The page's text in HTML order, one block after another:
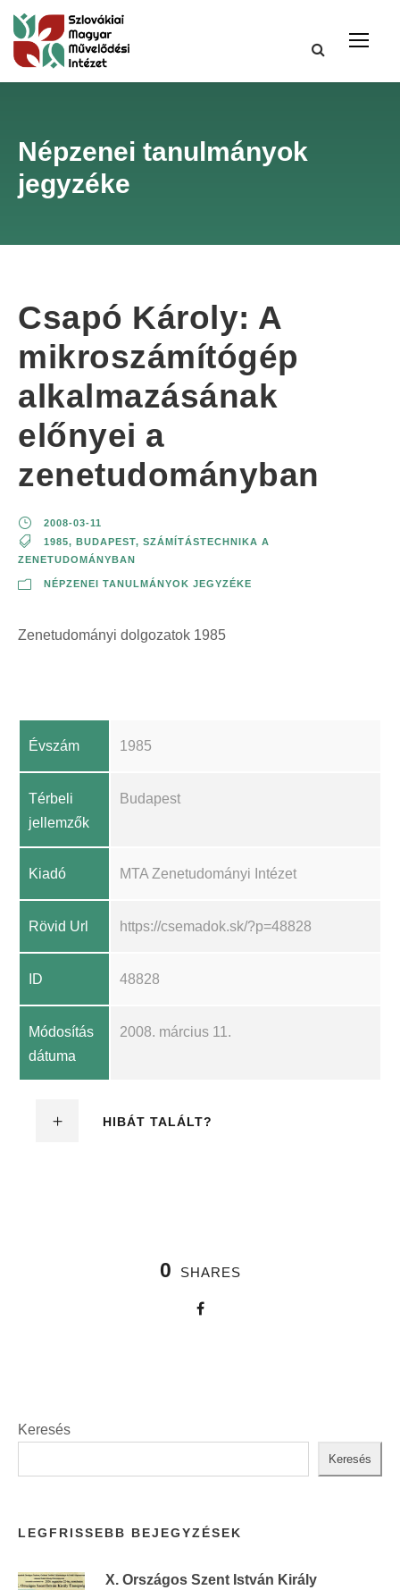
Népzenei tanulmányok
jegyzéke
Csapó Károly: A
mikroszámítógép
alkalmazásának
előnyei a
zenetudományban
2008-03-11
1985, BUDAPEST, SZÁMÍTÁSTECHNIKA A
ZENETUDOMÁNYBAN
NÉPZENEI TANULMÁNYOK JEGYZÉKE
Zenetudományi dolgozatok 1985
Évszám 1985
Térbeli
jellemzők
Budapest
Kiadó MTA Zenetudományi Intézet
Rövid Url https://csemadok.sk/?p=48828
ID 48828
Módosítás
dátuma
2008. március 11.
HIBÁT TALÁLT?
0 SHARES
Keresés
Keresés
LEGFRISSEBB BEJEGYZÉSEK
X. Országos Szent István Király